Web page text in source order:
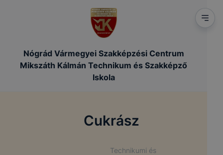
Nógrád Vármegyei Szakképzési Centrum
Mikszáth Kálmán Technikum és Szakképző
Iskola
Cukrász
Technikumi és